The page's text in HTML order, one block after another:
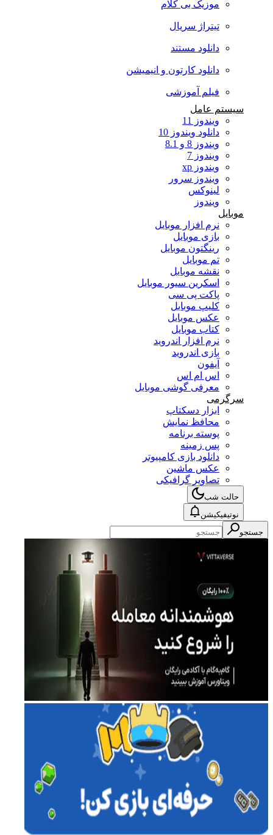
موزیک بی کلام
تیتراژ سریال
دانلود مستند
دانلود کارتون و انیمیشن
فیلم آموزشی
سیستم عامل
ویندوز 11
دانلود ویندوز 10
ویندوز 8 و 8.1
ویندوز 7
ویندوز xp
ویندوز سرور
لینوکس
ویندوز
موبایل
نرم افزار موبایل
بازی موبایل
رینگتون موبایل
تم موبایل
نقشه موبایل
اسکرین سیور موبایل
پاکت پی سی
کلیپ موبایل
عکس موبایل
کتاب موبایل
نرم افزار اندروید
بازی اندروید
آیفون
اس ام اس
معرفی گوشی موبایل
سرگرمی
ابزار دسکتاپ
محافظ نمایش
پوسته برنامه
پس زمینه
دانلود بازی کامپیوتر
عکس ماشین
تصاویر گرافیکی
حالت شب
نوتیفیکیشن
جستجو